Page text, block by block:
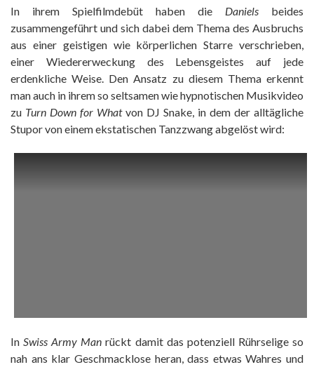
In ihrem Spielfilmdebüt haben die Daniels beides
zusammengeführt und sich dabei dem Thema des Ausbruchs
aus einer geistigen wie körperlichen Starre verschrieben,
einer Wiedererweckung des Lebensgeistes auf jede
erdenkliche Weise. Den Ansatz zu diesem Thema erkennt
man auch in ihrem so seltsamen wie hypnotischen Musikvideo
zu Turn Down for Whatvon DJ Snake, in dem der alltägliche
Stupor von einem ekstatischen Tanzzwang abgelöst wird:
InSwiss Army Man rückt damit das potenziell Rührselige so
nah ans klar Geschmacklose heran, dass etwas Wahres und